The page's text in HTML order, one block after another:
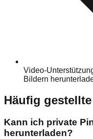
Video-
Bildern
Häufig
Kann ich private
herunterladen?